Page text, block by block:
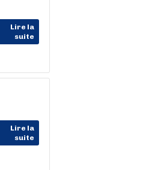
Lire la
suite
Lire la
suite